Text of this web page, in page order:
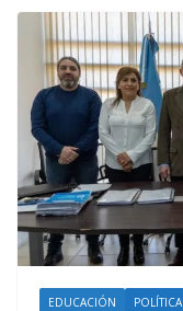
EDUCACIÓN POLÍTICA